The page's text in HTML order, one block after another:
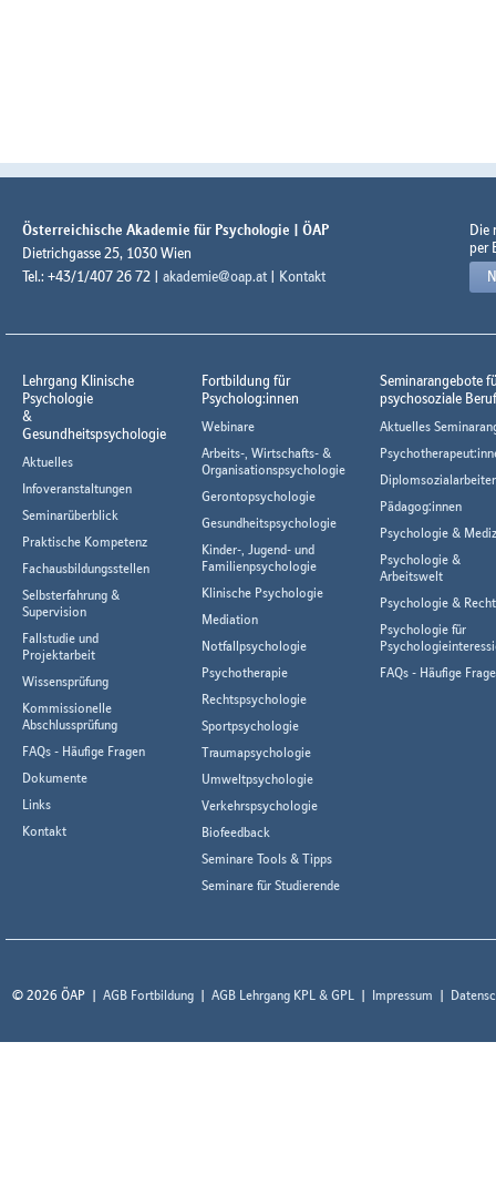
Österreichische Akademie für Psychologie | ÖAP
Dietrichgasse 25, 1030 Wien
Tel.: +43/1/407 26 72 | akademie@oap.at | Kontakt
Die
per
Lehrgang Klinische
Psychologie
&
Gesundheitspsychologie
Aktuelles
Infoveranstaltungen
Seminarüberblick
Praktische Kompetenz
Fachausbildungsstellen
Selbsterfahrung &
Supervision
Fallstudie und
Projektarbeit
Wissensprüfung
Kommissionelle
Abschlussprüfung
FAQs - Häufige Fragen
Dokumente
Links
Kontakt
Fortbildung für
Psycholog:innen
Webinare
Arbeits-, Wirtschafts- &
Organisationspsychologie
Gerontopsychologie
Gesundheitspsychologie
Kinder-, Jugend- und
Familienpsychologie
Klinische Psychologie
Mediation
Notfallpsychologie
Psychotherapie
Rechtspsychologie
Sportpsychologie
Traumapsychologie
Umweltpsychologie
Verkehrspsychologie
Biofeedback
Seminare Tools & Tipps
Seminare für Studierende
Seminarangebote
psychosoziale
Aktuelles
Pädagog:innen
Psychologie &
Psychologie &
Arbeitswelt
Psychologie & Recht
Psychologie für
FAQs - Häufige
© 2026 ÖAP AGB Fortbildung AGB Lehrgang KPL & GPL Impressum